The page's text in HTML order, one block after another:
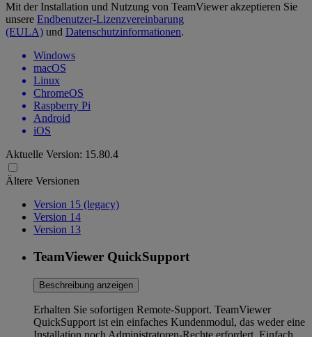
Mit der Installation und Nutzung von TeamViewer akzeptieren Sie
unsere Endbenutzer-Lizenzvereinbarung
(EULA) und Datenschutzinformationen.
Windows
macOS
Linux
ChromeOS
Raspberry Pi
Android
iOS
Aktuelle Version: 15.80.4
Ältere Versionen
Version 15 (legacy)
Version 14
Version 13
TeamViewer QuickSupport
Beschreibung anzeigen
Erhalten Sie sofortigen Remote-Support. TeamViewer
QuickSupport ist ein einfaches Kundenmodul, das weder eine
Installation noch Administratoren-Rechte erfordert. Einfach